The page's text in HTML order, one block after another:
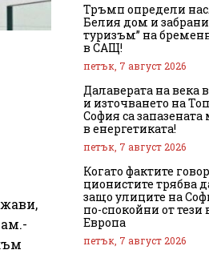
Тръмп определи
Белия дом и
туризъм” на
в САЩ!
петък, 7 август 2026
Далаверата на века
и източването на
София са
в енергетиката!
петък, 7 август 2026
Когато фактите
ционистите трябва
защо улиците на
по-спокойни от тези
Европа
петък, 7 август 2026